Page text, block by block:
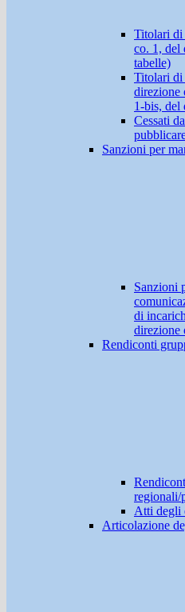
Titolari di
co. 1, del
tabelle)
Titolari di
direzione
1-bis, del
Cessati
Sanzioni per
Sanzioni
di
direzione
Rendiconti
regionali/
Atti degli
Articolazione